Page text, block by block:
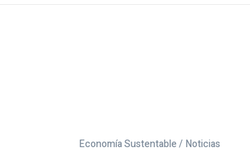
Economía Sustentable / Noticias